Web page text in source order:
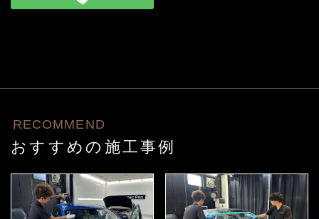
RECOMMEND
おすすめの施工事例